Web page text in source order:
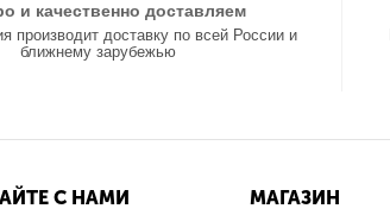
и качественно доставляем
производит доставку по всей России и
ближнему зарубежью
С НАМИ МАГАЗИН